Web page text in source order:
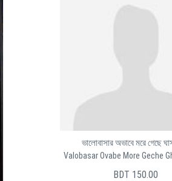
ভালোবাসার অভাবে মরে গেছে
Valobasar Ovabe More Geche
BDT 150.00